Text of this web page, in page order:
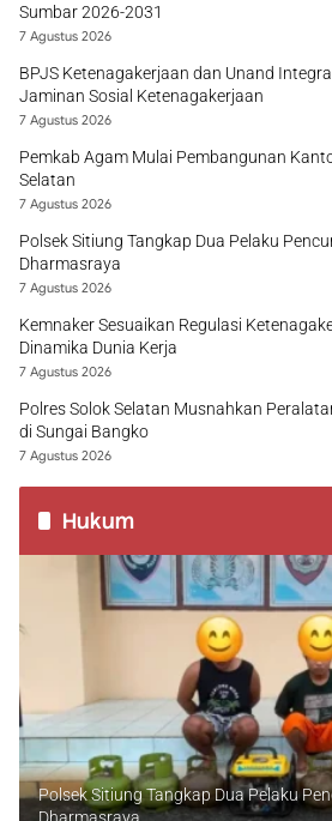
Sumbar 2026-2031
7 Agustus 2026
BPJS Ketenagakerjaan dan Unand
Jaminan Sosial Ketenagakerjaan
7 Agustus 2026
Pemkab Agam Mulai Pembangunan
Selatan
7 Agustus 2026
Polsek Sitiung Tangkap Dua Pelaku
Dharmasraya
7 Agustus 2026
Kemnaker Sesuaikan Regulasi
Dinamika Dunia Kerja
7 Agustus 2026
Polres Solok Selatan Musnahkan
di Sungai Bangko
7 Agustus 2026
Hukum
Polsek Sitiung Tangkap Dua Pelaku